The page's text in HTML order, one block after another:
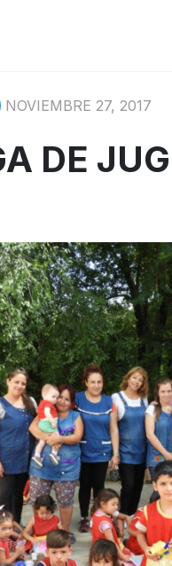
NOVIEMBRE 27, 2017
DE